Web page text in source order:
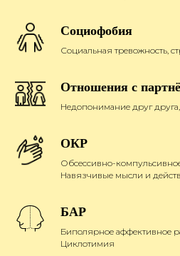
Социофобия
Социальная тревожность,
Отношения с
Недопонимание друг
ОКР
Обсессивно-
Навязчивые мысли и
БАР
Биполярное аффективное
Циклотимия